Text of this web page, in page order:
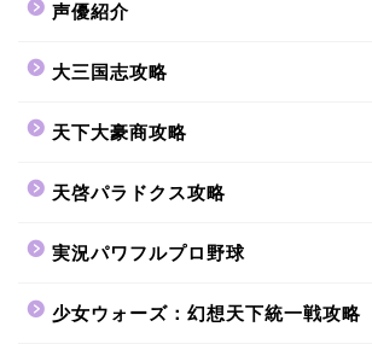
声優紹介
大三国志攻略
天下大豪商攻略
天啓パラドクス攻略
実況パワフルプロ野球
少女ウォーズ：幻想天下統一戦攻略